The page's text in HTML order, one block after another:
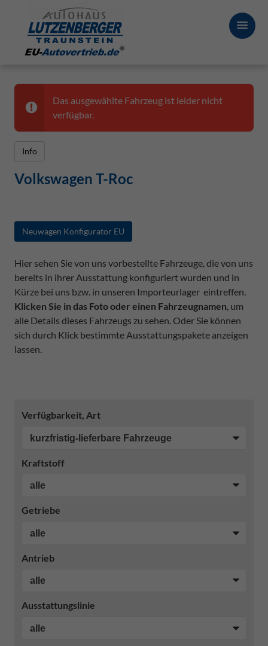
Das ausgewählte Fahrzeug ist leider nicht
verfügbar.
Info
Volkswagen T-Roc
Neuwagen Konfigurator EU
Hier sehen Sie von uns vorbestellte Fahrzeuge, die von uns
bereits in ihrer Ausstattung konfiguriert wurden und in
Kürze bei uns bzw. in unseren Importeurlager eintreffen.
Klicken Sie in das Foto oder einen Fahrzeugnamen, um
alle Details dieses Fahrzeugs zu sehen. Oder Sie können
sich durch Klick bestimmte Ausstattungspakete anzeigen
lassen.
Verfügbarkeit, Art
Kraftstoff
Getriebe
Antrieb
Ausstattungslinie